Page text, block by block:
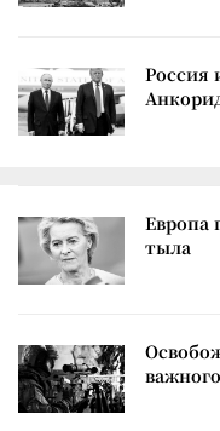
Россия
Европа
тыла